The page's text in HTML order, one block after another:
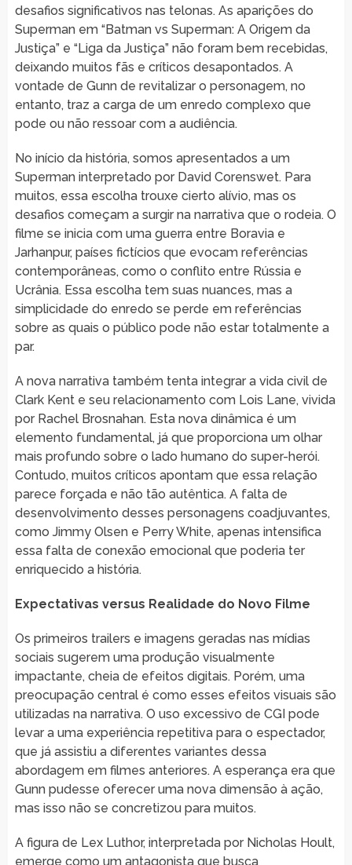
desafios significativos nas telonas. As aparições do
Superman em “Batman vs Superman: A Origem da
Justiça” e “Liga da Justiça” não foram bem recebidas,
deixando muitos fãs e críticos desapontados. A
vontade de Gunn de revitalizar o personagem, no
entanto, traz a carga de um enredo complexo que
pode ou não ressoar com a audiência.
No início da história, somos apresentados a um
Superman interpretado por David Corenswet. Para
muitos, essa escolha trouxe cierto alívio, mas os
desafios começam a surgir na narrativa que o rodeia. O
filme se inicia com uma guerra entre Boravia e
Jarhanpur, países fictícios que evocam referências
contemporâneas, como o conflito entre Rússia e
Ucrânia. Essa escolha tem suas nuances, mas a
simplicidade do enredo se perde em referências
sobre as quais o público pode não estar totalmente a
par.
A nova narrativa também tenta integrar a vida civil de
Clark Kent e seu relacionamento com Lois Lane, vivida
por Rachel Brosnahan. Esta nova dinâmica é um
elemento fundamental, já que proporciona um olhar
mais profundo sobre o lado humano do super-herói.
Contudo, muitos críticos apontam que essa relação
parece forçada e não tão autêntica. A falta de
desenvolvimento desses personagens coadjuvantes,
como Jimmy Olsen e Perry White, apenas intensifica
essa falta de conexão emocional que poderia ter
enriquecido a história.
Expectativas versus Realidade do Novo Filme
Os primeiros trailers e imagens geradas nas mídias
sociais sugerem uma produção visualmente
impactante, cheia de efeitos digitais. Porém, uma
preocupação central é como esses efeitos visuais são
utilizadas na narrativa. O uso excessivo de CGI pode
levar a uma experiência repetitiva para o espectador,
que já assistiu a diferentes variantes dessa
abordagem em filmes anteriores. A esperança era que
Gunn pudesse oferecer uma nova dimensão à ação,
mas isso não se concretizou para muitos.
A figura de Lex Luthor, interpretada por Nicholas Hoult,
emerge como um antagonista que busca